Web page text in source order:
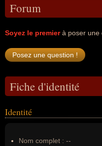
Forum
Soyez le premierà poser une
Fiche d'identité
Identité
Nom complet : --